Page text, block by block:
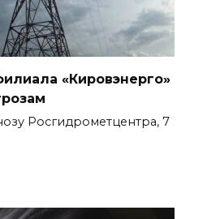
«Кировэнерго»
Росгидрометцентра, 7